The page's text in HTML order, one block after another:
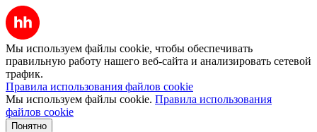
Мы используем файлы cookie, чтобы обеспечивать
правильную работу нашего веб-сайта и анализировать сетевой
трафик.
Правила использования файлов cookie
Мы используем файлы cookie. Правила использования
файлов cookie
Понятно